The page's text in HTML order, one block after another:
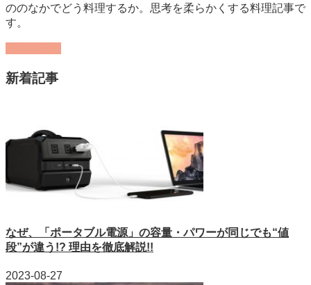
ののなかでどう料理するか。思考を柔らかくする料理記事で
す。
新着記事
なぜ、「ポータブル電源」の容量・パワーが同じでも“値
段”が違う!? 理由を徹底解説!!
2023-08-27